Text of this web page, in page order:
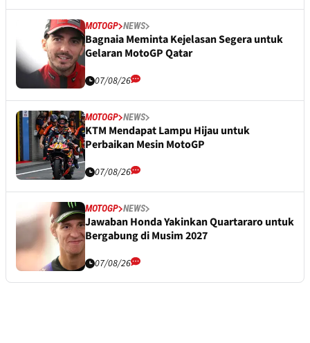
MOTOGP NEWS
Bagnaia Meminta Kejelasan Segera untuk
Gelaran MotoGP Qatar
07/08/26
MOTOGP NEWS
KTM Mendapat Lampu Hijau untuk
Perbaikan Mesin MotoGP
07/08/26
MOTOGP NEWS
Jawaban Honda Yakinkan Quartararo untuk
Bergabung di Musim 2027
07/08/26